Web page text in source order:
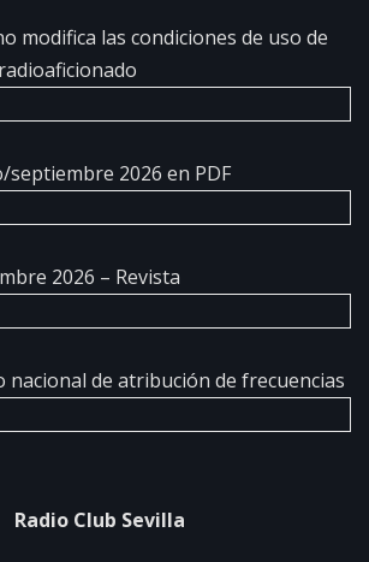
modifica las condiciones de uso de
septiembre 2026 en PDF
2026 – Revista
nacional de atribución de frecuencias
Radio Club Sevilla